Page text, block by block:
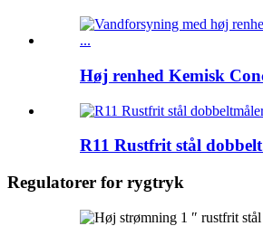
Høj renhed Kemisk
R11 Rustfrit stål
Regulatorer for rygtryk